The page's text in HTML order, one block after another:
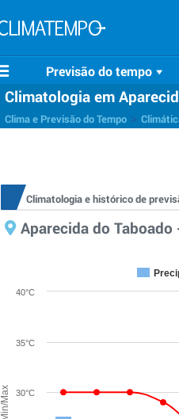
Previsão do tempo
Climatologia em
Clima e Previsão do Tempo
Climatologia e histórico de
Aparecida do Taboado
30°C
35°C
40°C